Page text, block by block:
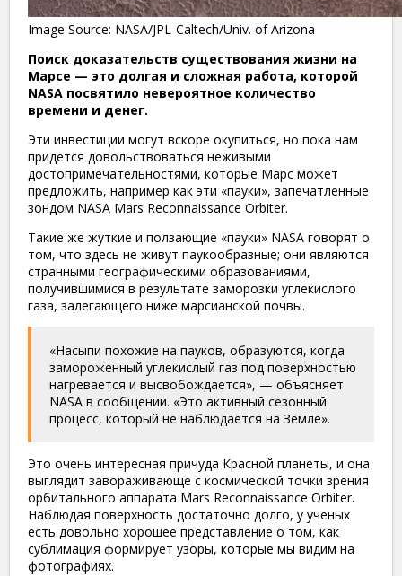
Image Source: NASA/JPL-Caltech/Univ. of Arizona
Поиск доказательств существования жизни на
Марсе — это долгая и сложная работа, которой
NASA посвятило невероятное количество
времени и денег.
Эти инвестиции могут вскоре окупиться, но пока нам
придется довольствоваться неживыми
достопримечательностями, которые Марс может
предложить, например как эти «пауки», запечатленные
зондом NASA Mars Reconnaissance Orbiter.
Такие же жуткие и ползающие «пауки» NASA говорят о
том, что здесь не живут паукообразные; они являются
странными географическими образованиями,
получившимися в результате заморозки углекислого
газа, залегающего ниже марсианской почвы.
«Насыпи похожие на пауков, образуются, когда
замороженный углекислый газ под поверхностью
нагревается и высвобождается», — объясняет
NASA в сообщении. «Это активный сезонный
процесс, который не наблюдается на Земле».
Это очень интересная причуда Красной планеты, и она
выглядит завораживающе с космической точки зрения
орбитального аппарата Mars Reconnaissance Orbiter.
Наблюдая поверхность достаточно долго, у ученых
есть довольно хорошее представление о том, как
сублимация формирует узоры, которые мы видим на
фотографиях.